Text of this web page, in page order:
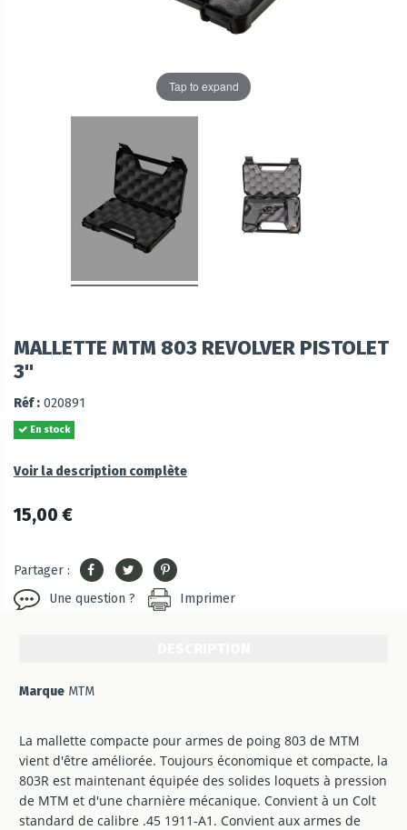
Tap to expand
MALLETTE MTM 803 REVOLVER PISTOLET
3"
Réf : 020891
En stock
Voir la description complète
15,00 €
Partager :
Une question ?
Imprimer
Marque MTM
La mallette compacte pour armes de poing 803 de MTM
vient d'être améliorée. Toujours économique et compacte, la
803R est maintenant équipée des solides loquets à pression
de MTM et d'une charnière mécanique. Convient à un Colt
standard de calibre .45 1911-A1. Convient aux armes de